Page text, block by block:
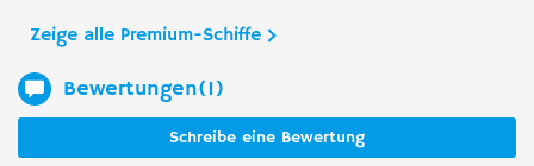
Zeige alle Premium-Schiffe
Bewertungen(1)
Schreibe eine Bewertung